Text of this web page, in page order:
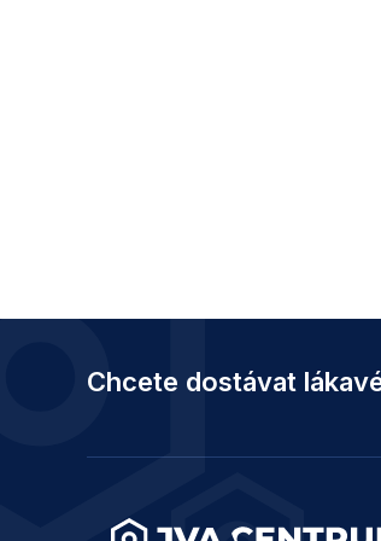
Chcete dostávat